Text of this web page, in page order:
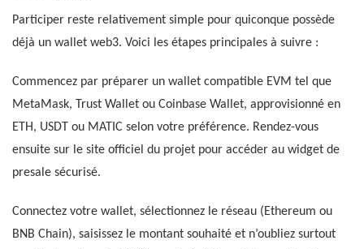
Participer reste relativement simple pour quiconque possède
déjà un wallet web3. Voici les étapes principales à suivre :
Commencez par préparer un wallet compatible EVM tel que
MetaMask, Trust Wallet ou Coinbase Wallet, approvisionné en
ETH, USDT ou MATIC selon votre préférence. Rendez-vous
ensuite sur le site officiel du projet pour accéder au widget de
presale sécurisé.
Connectez votre wallet, sélectionnez le réseau (Ethereum ou
BNB Chain), saisissez le montant souhaité et n’oubliez surtout